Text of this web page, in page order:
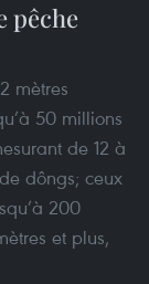
pêche
mètres
50 millions
de 12 à
dôngs; ceux
200
et plus,